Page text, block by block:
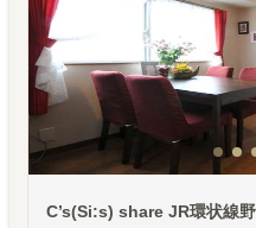
C’s(Si:s) share JR環状線